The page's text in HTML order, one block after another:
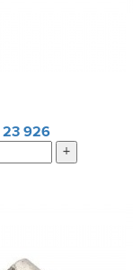
23 926
+